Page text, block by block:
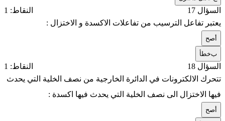
السؤال 17
النقاط: 1
يعتبر تفاعل الترسيب من تفاعلات الاكسدة و الاختزال :
صح
بخطأ
السؤال 18
النقاط: 1
تتحرك الالكترونات في الدائرة الخارجية من نصف الخلية التي يحدث
فيها الاختزال الى نصف الخلية التي يحدث فيها اكسدة :
صح